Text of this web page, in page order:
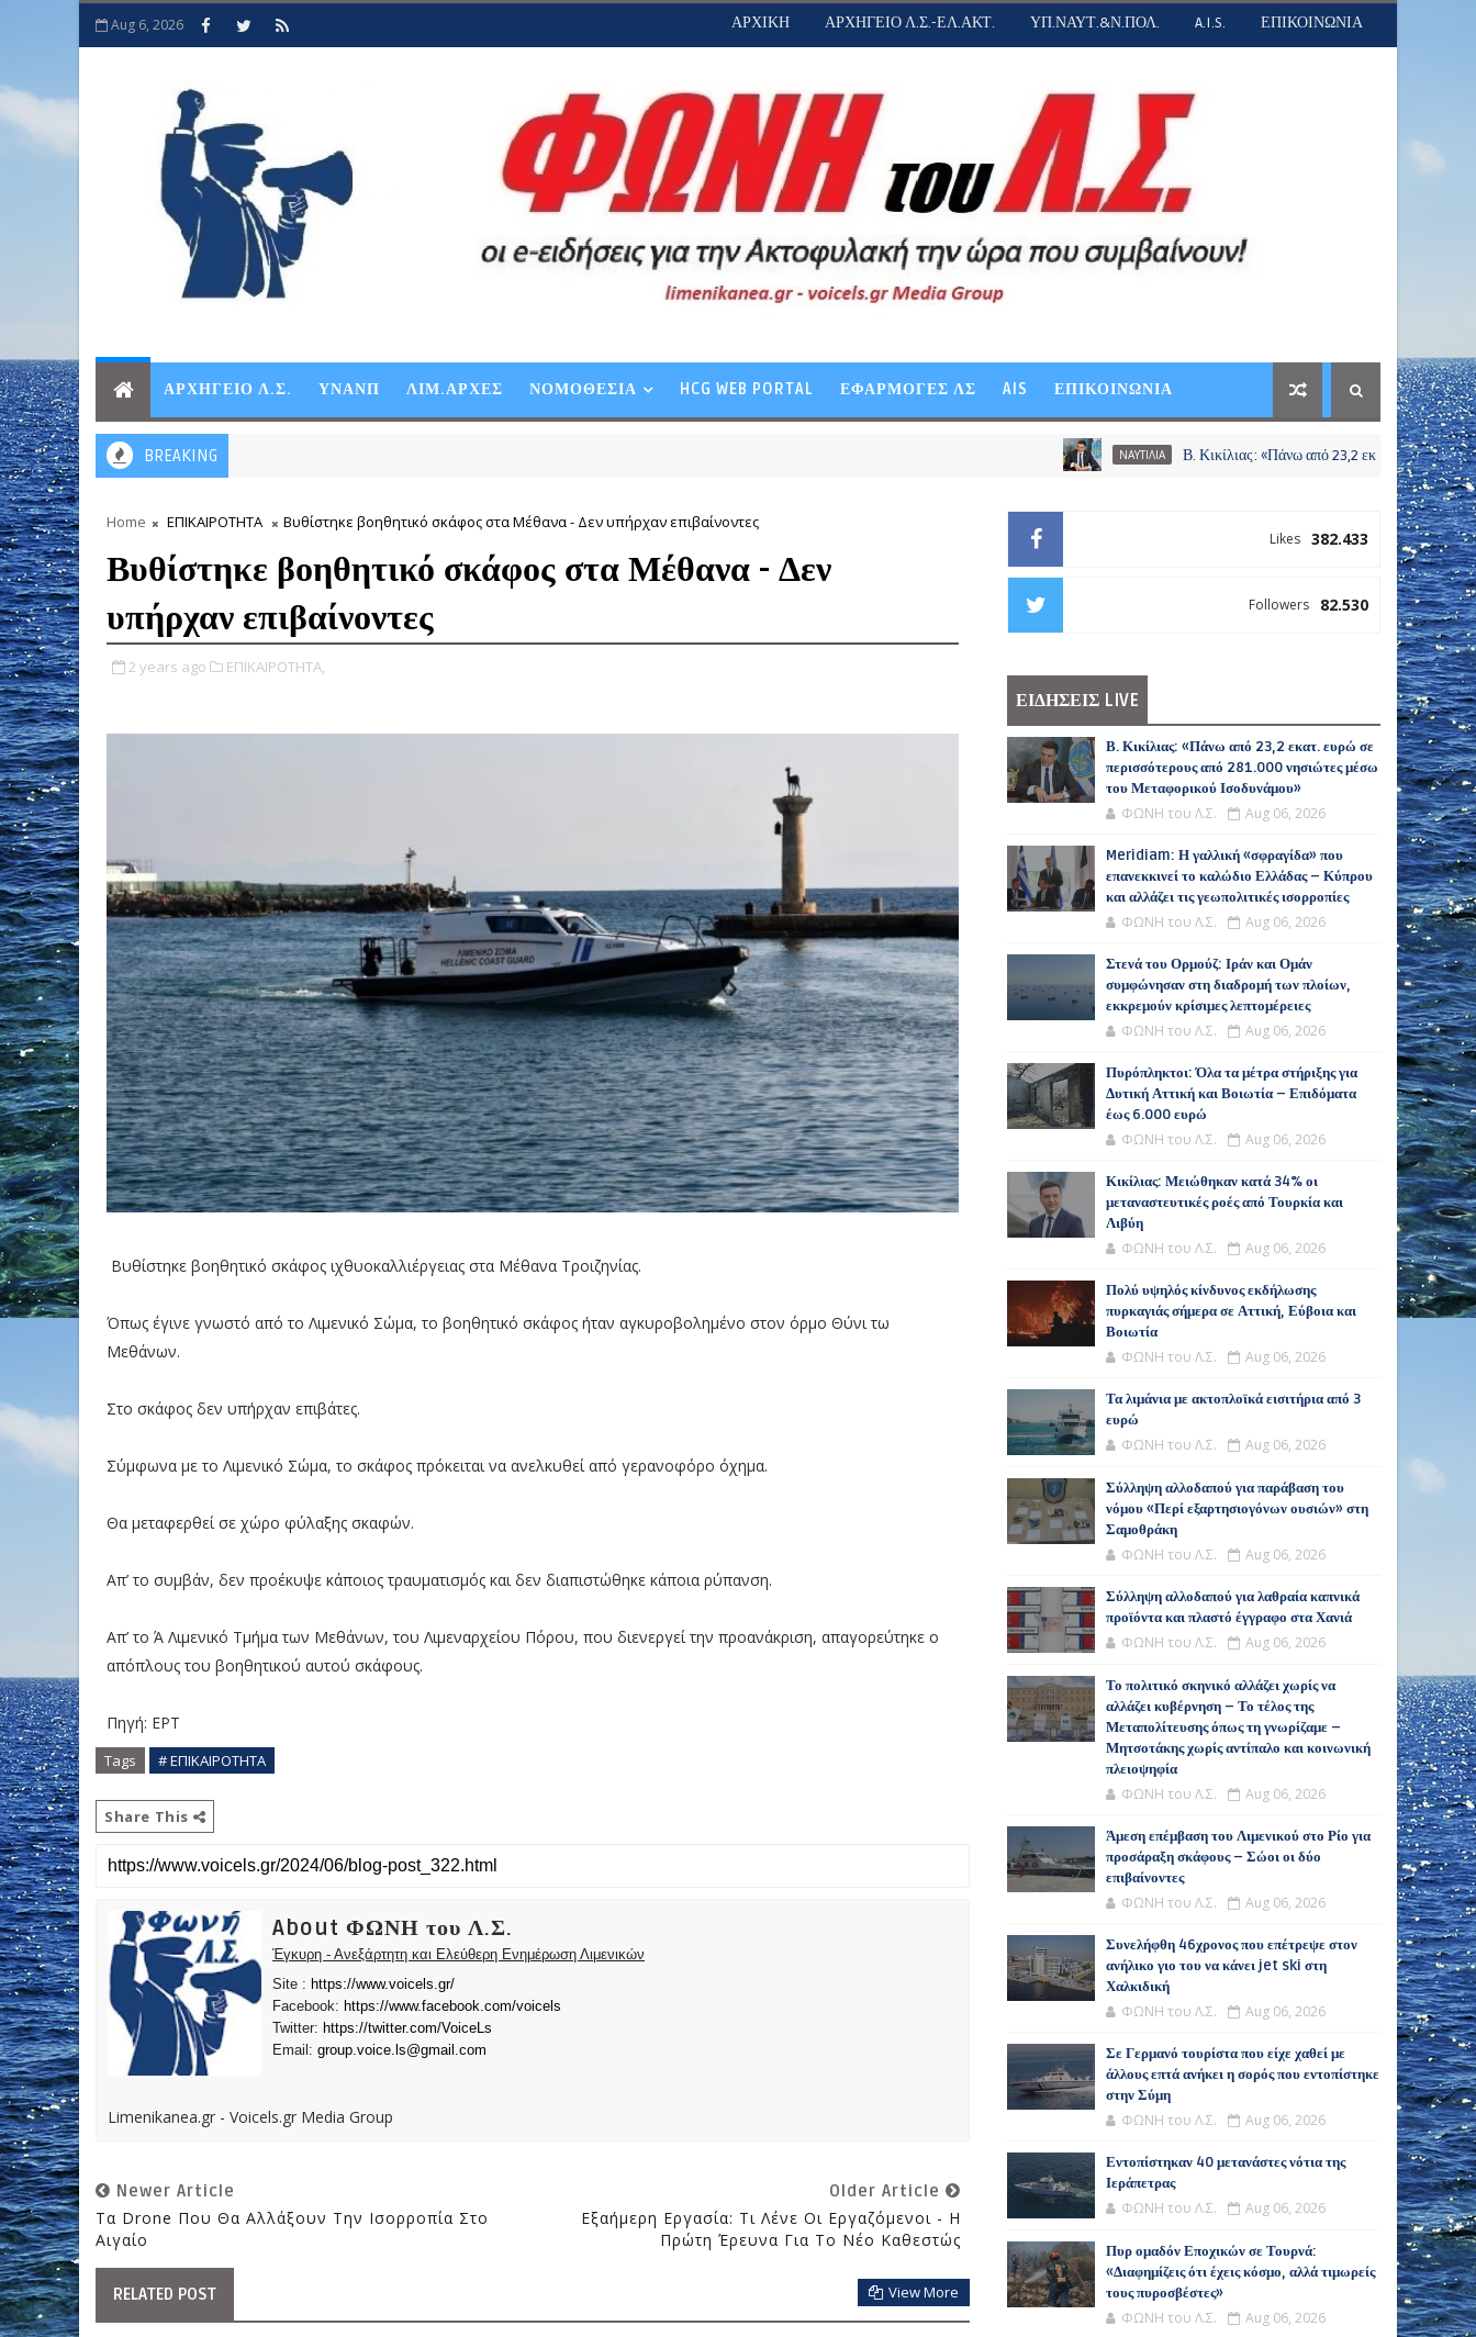
Aug 6, 2026 ΑΡΧΙΚΗ ΑΡΧΗΓΕΙΟ Λ.Σ.-ΕΛ.ΑΚΤ. ΥΠ.ΝΑΥΤ.&Ν.ΠΟΛ. A.I.S. ΕΠΙΚΟΙΝΩΝΙΑ
ΑΡΧΗΓΕΙΟ Λ.Σ. ΥΝΑΝΠ ΛΙΜ.ΑΡΧΕΣ ΝΟΜΟΘΕΣΙΑ HCG WEB PORTAL ΕΦΑΡΜΟΓΕΣ ΛΣ AIS ΕΠΙΚΟΙΝΩΝΙΑ
BREAKING ΝΑΥΤΙΛΙΑ Β. Κικίλιας: «Πάνω από 23,2 εκατ. ευρώ σε
Home ΕΠΙΚΑΙΡΟΤΗΤΑ Βυθίστηκε βοηθητικό σκάφος στα Μέθανα - Δεν υπήρχαν επιβαίνοντες
Βυθίστηκε βοηθητικό σκάφος στα Μέθανα - Δεν
υπήρχαν επιβαίνοντες
2 years ago ΕΠΙΚΑΙΡΟΤΗΤΑ,
Βυθίστηκε βοηθητικό σκάφος ιχθυοκαλλιέργειας στα Μέθανα Τροιζηνίας.
Όπως έγινε γνωστό από το Λιμενικό Σώμα, το βοηθητικό σκάφος ήταν αγκυροβολημένο στον όρμο Θύνι τω
Μεθάνων.
Στο σκάφος δεν υπήρχαν επιβάτες.
Σύμφωνα με το Λιμενικό Σώμα, το σκάφος πρόκειται να ανελκυθεί από γερανοφόρο όχημα.
Θα μεταφερθεί σε χώρο φύλαξης σκαφών.
Απ’ το συμβάν, δεν προέκυψε κάποιος τραυματισμός και δεν διαπιστώθηκε κάποια ρύπανση.
Απ’ το Ά Λιμενικό Τμήμα των Μεθάνων, του Λιμεναρχείου Πόρου, που διενεργεί την προανάκριση, απαγορεύτηκε ο
απόπλους του βοηθητικού αυτού σκάφους.
Πηγή: ΕΡΤ
Tags # ΕΠΙΚΑΙΡΟΤΗΤΑ
Share This
About ΦΩΝΗ του Λ.Σ.
Έγκυρη - Ανεξάρτητη και Ελεύθερη Ενημέρωση Λιμενικών
Site : https://www.voicels.gr/
Facebook: https://www.facebook.com/voicels
Twitter: https://twitter.com/VoiceLs
Email: group.voice.ls@gmail.com
Limenikanea.gr - Voicels.gr Media Group
Newer Article
Τα Drone Που Θα Αλλάξουν Την Ισορροπία Στο
Αιγαίο
Older Article
Εξαήμερη Εργασία: Τι Λένε Οι Εργαζόμενοι - Η
Πρώτη Έρευνα Για Το Νέο Καθεστώς
RELATED POST View More
382.433
Likes
82.530
Followers
ΕΙΔΗΣΕΙΣ LIVE
Β. Κικίλιας: «Πάνω από 23,2 εκατ. ευρώ σε
περισσότερους από 281.000 νησιώτες μέσω
του Μεταφορικού Ισοδυνάμου»
ΦΩΝΗ του Λ.Σ. Aug 06, 2026
Meridiam: Η γαλλική «σφραγίδα» που
επανεκκινεί το καλώδιο Ελλάδας – Κύπρου
και αλλάζει τις γεωπολιτικές ισορροπίες
ΦΩΝΗ του Λ.Σ. Aug 06, 2026
Στενά του Ορμούζ: Ιράν και Ομάν
συμφώνησαν στη διαδρομή των πλοίων,
εκκρεμούν κρίσιμες λεπτομέρειες
ΦΩΝΗ του Λ.Σ. Aug 06, 2026
Πυρόπληκτοι: Όλα τα μέτρα στήριξης για
Δυτική Αττική και Βοιωτία – Επιδόματα
έως 6.000 ευρώ
ΦΩΝΗ του Λ.Σ. Aug 06, 2026
Κικίλιας: Μειώθηκαν κατά 34% οι
μεταναστευτικές ροές από Τουρκία και
Λιβύη
ΦΩΝΗ του Λ.Σ. Aug 06, 2026
Πολύ υψηλός κίνδυνος εκδήλωσης
πυρκαγιάς σήμερα σε Αττική, Εύβοια και
Βοιωτία
ΦΩΝΗ του Λ.Σ. Aug 06, 2026
Τα λιμάνια με ακτοπλοϊκά εισιτήρια από 3
ευρώ
ΦΩΝΗ του Λ.Σ. Aug 06, 2026
Σύλληψη αλλοδαπού για παράβαση του
νόμου «Περί εξαρτησιογόνων ουσιών» στη
Σαμοθράκη
ΦΩΝΗ του Λ.Σ. Aug 06, 2026
Σύλληψη αλλοδαπού για λαθραία καπνικά
προϊόντα και πλαστό έγγραφο στα Χανιά
ΦΩΝΗ του Λ.Σ. Aug 06, 2026
Το πολιτικό σκηνικό αλλάζει χωρίς να
αλλάζει κυβέρνηση – Το τέλος της
Μεταπολίτευσης όπως τη γνωρίζαμε –
Μητσοτάκης χωρίς αντίπαλο και κοινωνική
πλειοψηφία
ΦΩΝΗ του Λ.Σ. Aug 06, 2026
Άμεση επέμβαση του Λιμενικού στο Ρίο για
προσάραξη σκάφους – Σώοι οι δύο
επιβαίνοντες
ΦΩΝΗ του Λ.Σ. Aug 06, 2026
Συνελήφθη 46χρονος που επέτρεψε στον
ανήλικο γιο του να κάνει jet ski στη
Χαλκιδική
ΦΩΝΗ του Λ.Σ. Aug 06, 2026
Σε Γερμανό τουρίστα που είχε χαθεί με
άλλους επτά ανήκει η σορός που εντοπίστηκε
στην Σύμη
ΦΩΝΗ του Λ.Σ. Aug 06, 2026
Εντοπίστηκαν 40 μετανάστες νότια της
Ιεράπετρας
ΦΩΝΗ του Λ.Σ. Aug 06, 2026
Πυρ ομαδόν Εποχικών σε Τουρνά:
«Διαφημίζεις ότι έχεις κόσμο, αλλά τιμωρείς
τους πυροσβέστες»
ΦΩΝΗ του Λ.Σ. Aug 06, 2026